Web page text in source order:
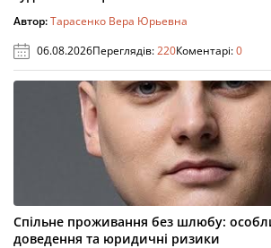
Автор:Тарасенко Вера Юрьевна
06.08.2026Переглядів:220Коментарі:0
Спільне проживання без шлюбу:
доведення та юридичні ризики